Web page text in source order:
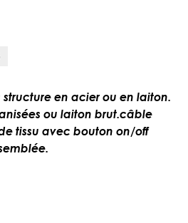
en acier ou en laiton.
ou laiton brut.câble
tissu avec bouton on/off